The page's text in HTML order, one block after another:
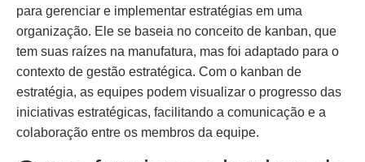
para gerenciar e implementar estratégias em uma
organização. Ele se baseia no conceito de kanban, que
tem suas raízes na manufatura, mas foi adaptado para o
contexto de gestão estratégica. Com o kanban de
estratégia, as equipes podem visualizar o progresso das
iniciativas estratégicas, facilitando a comunicação e a
colaboração entre os membros da equipe.